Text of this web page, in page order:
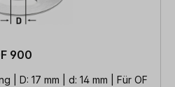
900
| D: 17 mm | d: 14 mm | Für OF